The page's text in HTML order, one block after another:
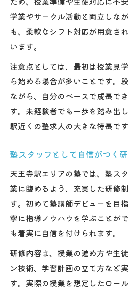
学業やサークル活動と両立しな
も、柔軟なシフト対応が用意さ
います。
注意点としては、最初は授業見
ら始める場合が多いことです。
ながら、自分のペースで成長で
す。未経験者でも一歩を踏み出
駅近くの塾求人の大きな特長です
塾スタッフとして自信がつく
天王寺駅エリアの塾では、塾ス
業に臨めるよう、充実した研修
す。初めて塾講師デビューを目
寧に指導ノウハウを学ぶことが
も着実に自信を付けられます。
研修内容は、授業の進め方や生
ン技術、学習計画の立て方など
す。実際の授業を想定したロー